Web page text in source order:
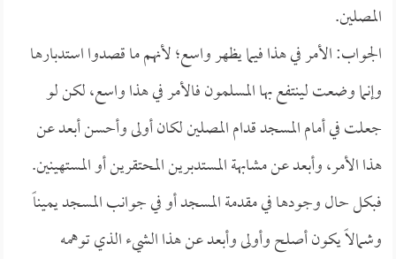
المصلين.
الجواب: الأمر في هذا فيما يظهر واسع؛ لأنهم ما قصدوا استدبارها
وإنما وضعت لينتفع بها المسلمون فالأمر في هذا واسع، لكن لو
جعلت في أمام المسجد قدام المصلين لكان أولى وأحسن أبعد عن
هذا الأمر، وأبعد عن مشابهة المستدبرين المحتقرين أو المستهينين.
فبكل حال وجودها في مقدمة المسجد أو في جوانب المسجد يميناً
وشمالاً يكون أصلح وأولى وأبعد عن هذا الشيء الذي توهمه